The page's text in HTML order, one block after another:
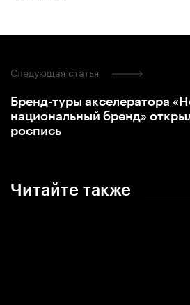
Читайте также
Следующая статья
Бренд-туры акселератора
национальный бренд»
роспись